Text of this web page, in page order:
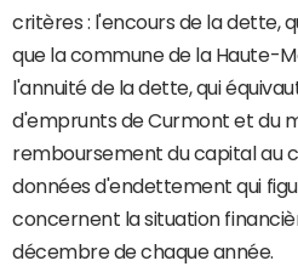
critères : l'encours de la dette,
que la commune de la Haute-
l'annuité de la dette, qui
d'emprunts de Curmont et du
remboursement du capital au
données d'endettement qui
concernent la situation
décembre de chaque année.